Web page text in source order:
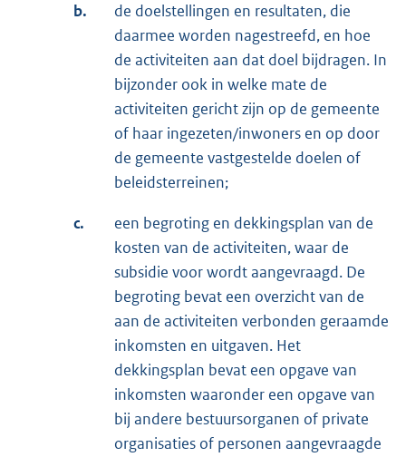
b.
de doelstellingen en resultaten, die
daarmee worden nagestreefd, en hoe
de activiteiten aan dat doel bijdragen. In
bijzonder ook in welke mate de
activiteiten gericht zijn op de gemeente
of haar ingezeten/inwoners en op door
de gemeente vastgestelde doelen of
beleidsterreinen;
c.
een begroting en dekkingsplan van de
kosten van de activiteiten, waar de
subsidie voor wordt aangevraagd. De
begroting bevat een overzicht van de
aan de activiteiten verbonden geraamde
inkomsten en uitgaven. Het
dekkingsplan bevat een opgave van
inkomsten waaronder een opgave van
bij andere bestuursorganen of private
organisaties of personen aangevraagde